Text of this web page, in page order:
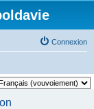
Connexion